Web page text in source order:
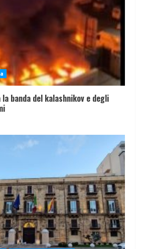
banda del kalashnikov e degli